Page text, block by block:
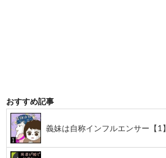
おすすめ記事
義妹は自称インフルエンサー【1】